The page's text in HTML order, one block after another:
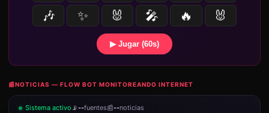
🎶
✨ 🐰 🎤 🔥 🐰
▶ Jugar (60s)
📰NOTICIAS — FLOW BOT MONITOREANDO INTERNET
Sistema activo 📡--fuentes📰--noticias